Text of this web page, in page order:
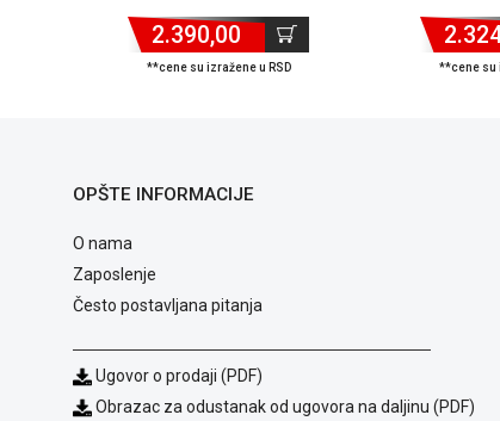
2.390,00
**cene su izražene u RSD **cene su
OPŠTE INFORMACIJE
O nama
Zaposlenje
Često postavljana pitanja
Ugovor o prodaji (PDF)
Obrazac za odustanak od ugovora na daljinu (PDF)